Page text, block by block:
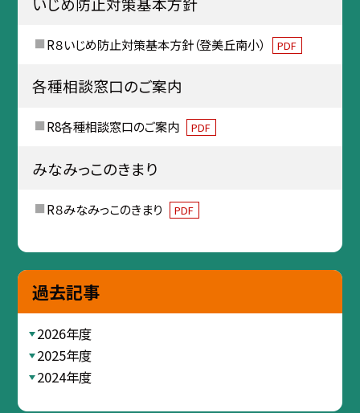
R８いじめ防止対策基本方針（登美丘南小） PDF
各種相談窓口のご案内
R8各種相談窓口のご案内 PDF
みなみっこのきまり
R８みなみっこのきまり PDF
過去記事
2026年度
2025年度
2024年度